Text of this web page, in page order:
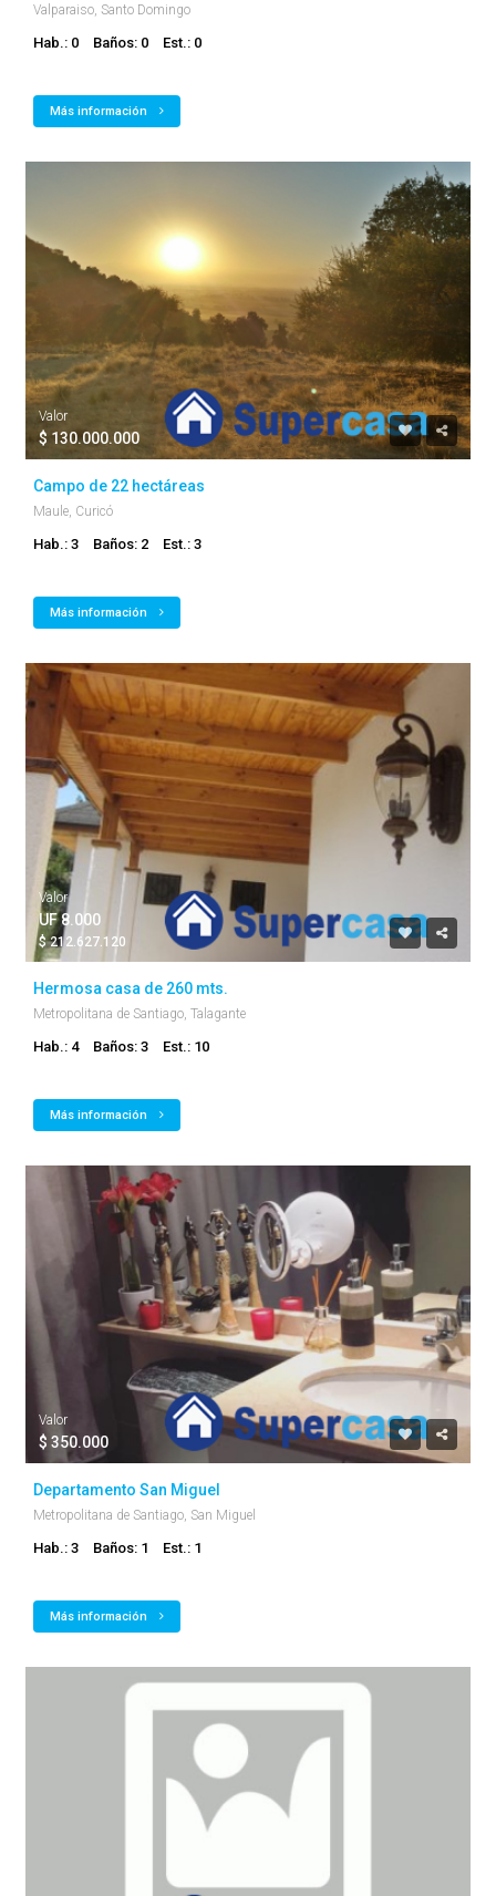
Valparaiso, Santo Domingo
Hab.: 0 Baños: 0 Est.: 0
Más información
Valor
$ 130.000.000
Campo de 22 hectáreas
Maule, Curicó
Hab.: 3 Baños: 2 Est.: 3
Más información
Valor
UF 8.000
$ 212.627.120
Hermosa casa de 260 mts.
Metropolitana de Santiago, Talagante
Hab.: 4 Baños: 3 Est.: 10
Más información
Valor
$ 350.000
Departamento San Miguel
Metropolitana de Santiago, San Miguel
Hab.: 3 Baños: 1 Est.: 1
Más información